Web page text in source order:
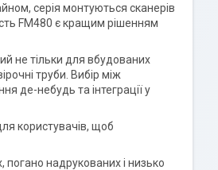
серія монтуються сканерів
FM480 є кращим рішенням
не тільки для вбудованих
труби. Вибір між
де-небудь та інтеграції у
користувачів, щоб
надрукованих і низько